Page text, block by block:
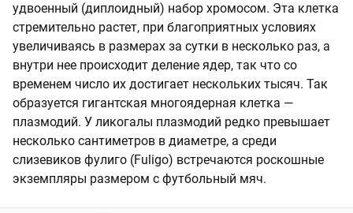
удвоенный (диплоидный) набор хромосом. Эта клетка
стремительно растет, при благоприятных условиях
увеличиваясь в размерах за сутки в несколько раз, а
внутри нее происходит деление ядер, так что со
временем число их достигает нескольких тысяч. Так
образуется гигантская многоядерная клетка —
плазмодий. У ликогалы плазмодий редко превышает
несколько сантиметров в диаметре, а среди
слизевиков фулиго (Fuligo) встречаются роскошные
экземпляры размером с футбольный мяч.